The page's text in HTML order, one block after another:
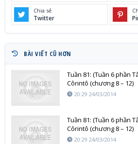
Chia sẻ
Twitter
BÀI VIẾT CŨ HƠN
Tuần 81: (Tuần 6 phần
Côrintô (chương 8 – 12)
20:29 24/03/2014
Tuần 81: (Tuần 6 phần
Côrintô (chương 8 – 12)
20:29 24/03/2014